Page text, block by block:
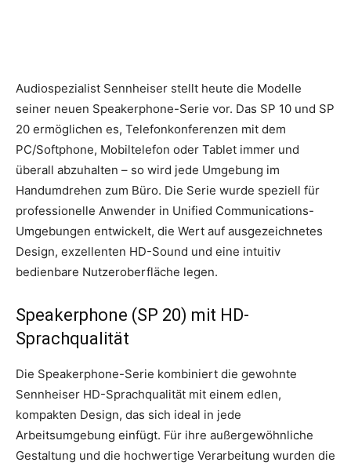
Audiospezialist Sennheiser stellt heute die Modelle
seiner neuen Speakerphone-Serie vor. Das SP 10 und SP
20 ermöglichen es, Telefonkonferenzen mit dem
PC/Softphone, Mobiltelefon oder Tablet immer und
überall abzuhalten – so wird jede Umgebung im
Handumdrehen zum Büro. Die Serie wurde speziell für
professionelle Anwender in Unified Communications-
Umgebungen entwickelt, die Wert auf ausgezeichnetes
Design, exzellenten HD-Sound und eine intuitiv
bedienbare Nutzeroberfläche legen.
Speakerphone (SP 20) mit HD-
Sprachqualität
Die Speakerphone-Serie kombiniert die gewohnte
Sennheiser HD-Sprachqualität mit einem edlen,
kompakten Design, das sich ideal in jede
Arbeitsumgebung einfügt. Für ihre außergewöhnliche
Gestaltung und die hochwertige Verarbeitung wurden die